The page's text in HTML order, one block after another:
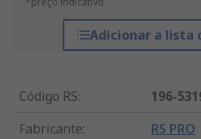
Adicionar a lista
Código RS:
196-
Fabricante: RS PRO